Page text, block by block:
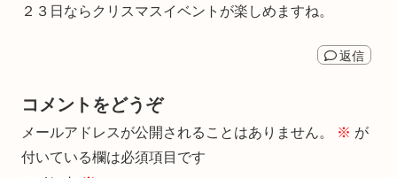
２３日ならクリスマスイベントが楽しめますね。
返信
コメントをどうぞ
メールアドレスが公開されることはありません。 ※ が
付いている欄は必須項目です